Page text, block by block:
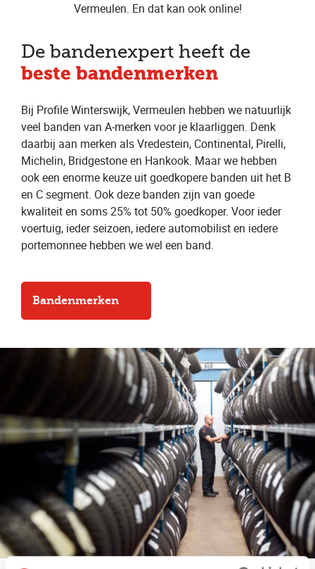
Vermeulen. En dat kan ook online!
De bandenexpert heeft de
beste bandenmerken
Bij Profile Winterswijk, Vermeulen hebben we natuurlijk
veel banden van A-merken voor je klaarliggen. Denk
daarbij aan merken als Vredestein, Continental, Pirelli,
Michelin, Bridgestone en Hankook. Maar we hebben
ook een enorme keuze uit goedkopere banden uit het B
en C segment. Ook deze banden zijn van goede
kwaliteit en soms 25% tot 50% goedkoper. Voor ieder
voertuig, ieder seizoen, iedere automobilist en iedere
portemonnee hebben we wel een band.
Bandenmerken